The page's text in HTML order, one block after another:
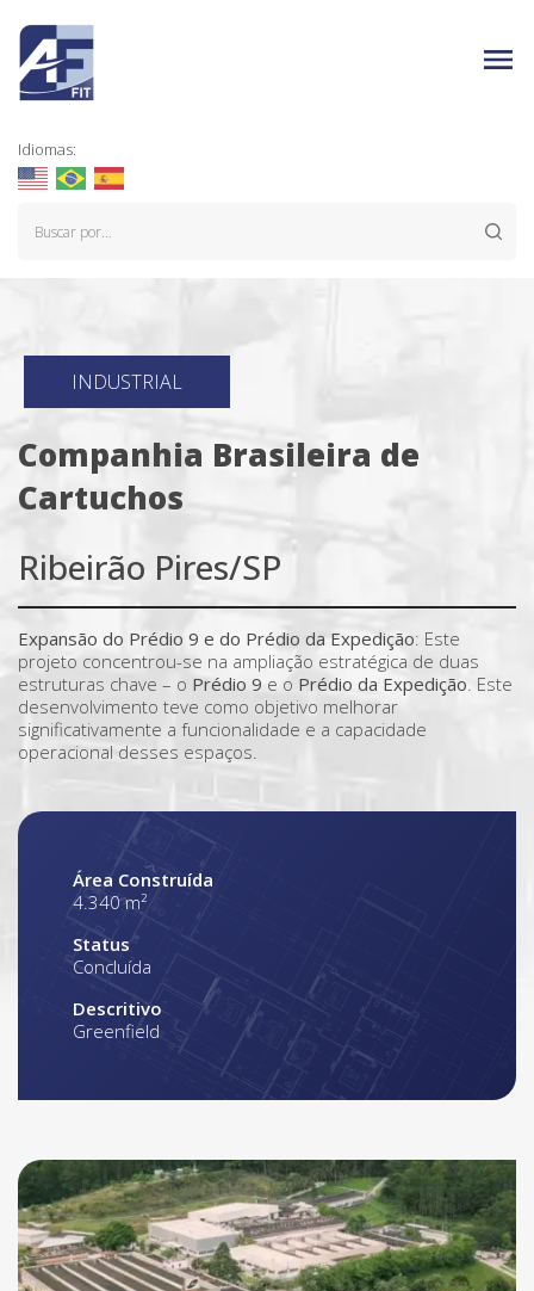
Idiomas:
INDUSTRIAL
Companhia Brasileira de
Cartuchos
Ribeirão Pires/SP
Expansão do Prédio 9 e do Prédio da Expedição: Este
projeto concentrou-se na ampliação estratégica de duas
estruturas chave – o Prédio 9 e o Prédio da Expedição. Este
desenvolvimento teve como objetivo melhorar
significativamente a funcionalidade e a capacidade
operacional desses espaços.
Área Construída
4.340 m²
Status
Concluída
Descritivo
Greenfield